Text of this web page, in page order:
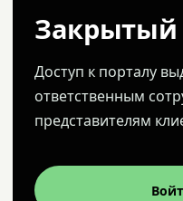
Закрытый
Доступ к порталу
ответственным
представителям